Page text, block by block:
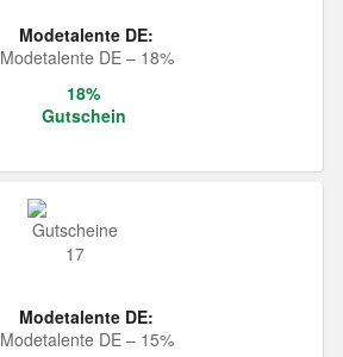
Modetalente DE:
Modetalente DE – 18%
18%
Gutschein
Modetalente DE:
Modetalente DE – 15%